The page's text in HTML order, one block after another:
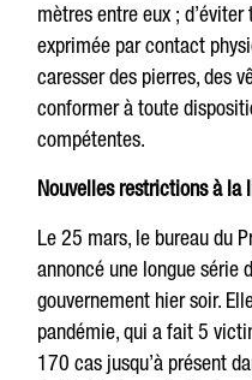
mètres entre eux ;
exprimée par contact
caresser des pierres, des
conformer à toute
compétentes.
Nouvelles restrictions à la
Le 25 mars, le bureau du
annoncé une longue série
gouvernement hier soir.
pandémie, qui a fait 5
170 cas jusqu’à présent